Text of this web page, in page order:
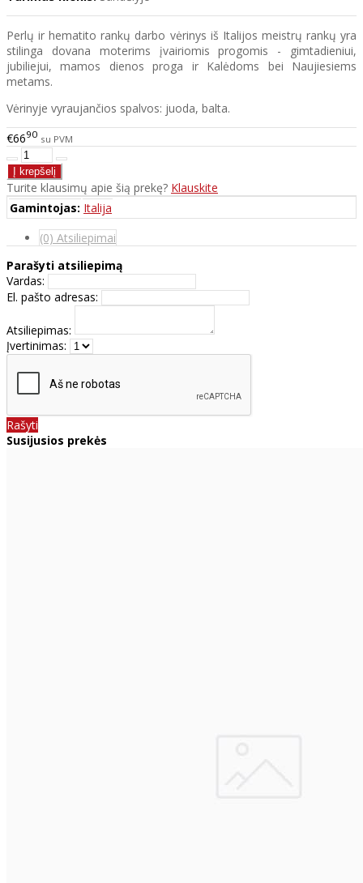
Perlų ir hematito rankų darbo vėrinys iš Italijos meistrų rankų yra
stilinga dovana moterims įvairiomis progomis - gimtadieniui,
jubiliejui, mamos dienos proga ir Kalėdoms bei Naujiesiems
metams.
Vėrinyje vyraujančios spalvos: juoda, balta.
€6690 su PVM
Turite klausimų apie šią prekę? Klauskite
Gamintojas: Italija
(0) Atsiliepimai
Parašyti atsiliepimą
Vardas:
El. pašto adresas:
Atsiliepimas:
Įvertinimas:
Rašyti
Susijusios prekės